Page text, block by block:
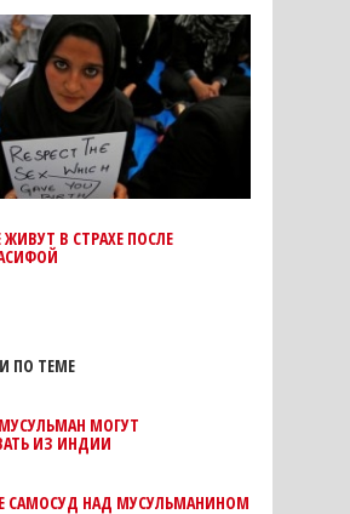
В СТРАХЕ ПОСЛЕ
ПО ТЕМЕ
МОГУТ
ИЗ ИНДИИ
САМОСУД НАД МУСУЛЬМАНИНОМ